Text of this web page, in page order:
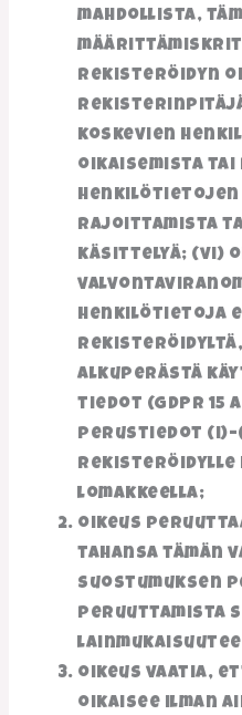
mahdollista,
rekisteröidyn
koskevien
oikaisemista
rajoittamista
käsittelyä; (vi)
henkilötietoja
alkuperästä
tiedot (GDPR 15
perustiedot
rekisteröidylle
lomakkeella;
oikeus
tahansa tämän
suostumuksen
peruuttamista
oikeus vaatia,
oikaisee ilman